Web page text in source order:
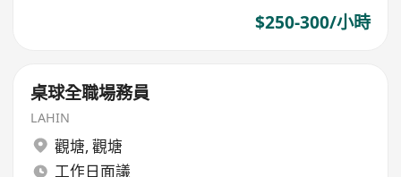
$250-300/小時
桌球全職場務員
LAHIN
觀塘, 觀塘
工作日面議